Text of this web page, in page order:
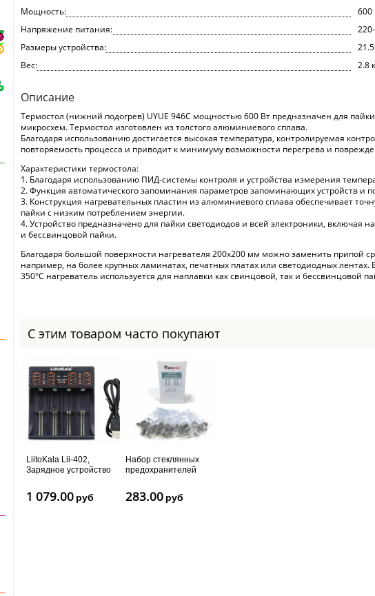
Мощность:
600
Напряжение питания:
Размеры устройства:
Вес:
2.8
Описание
Термостол (нижний подогрев) UYUE 946C мощностью 600 Вт предназначен для
микросхем. Термостол изготовлен из толстого алюминиевого сплава.
Благодаря использованию достигается высокая температура, контролируемая
повторяемость процесса и приводит к минимуму возможности перегрева и
Характеристики термостола:
1. Благодаря использованию ПИД-системы контроля и устройства измерения
2. Функция автоматического запоминания параметров запоминающих устройств и
3. Конструкция нагревательных пластин из алюминиевого сплава обеспечивает
пайки с низким потреблением энергии.
4. Устройство предназначено для пайки светодиодов и всей электроники,
и бессвинцовой пайки.
Благодаря большой поверхности нагревателя 200х200 мм можно заменить припой
например, на более крупных ламинатах, печатных платах или светодиодных
350°С нагреватель используется для наплавки как свинцовой, так и бессвинцовой
С этим товаром часто покупают
LiitoKala Lii-402,
Зарядное устройство
1 079.00 руб
Набор стеклянных
предохранителей
50шт
283.00 руб